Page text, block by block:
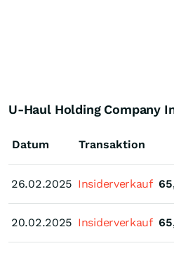
U-Haul Holding Company
Datum
26.02.2025
20.02.2025
Transaktion
26.02.2025 Insiderverkauf
20.02.2025 Insiderverkauf